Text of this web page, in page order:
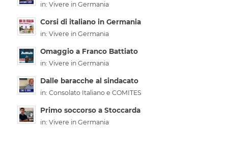
in: Vivere in Germania
Corsi di italiano in Germania
in: Vivere in Germania
Omaggio a Franco Battiato
in: Vivere in Germania
Dalle baracche al sindacato
in: Consolato Italiano e COMITES
Primo soccorso a Stoccarda
in: Vivere in Germania